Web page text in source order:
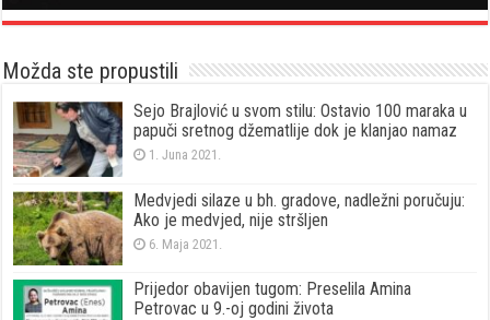
Možda ste propustili
Sejo Brajlović u svom stilu: Ostavio 100 maraka u
papuči sretnog džematlije dok je klanjao namaz
1. Juna 2021.
Medvjedi silaze u bh. gradove, nadležni poručuju:
Ako je medvjed, nije stršljen
6. Maja 2021.
Prijedor obavijen tugom: Preselila Amina
Petrovac u 9.-oj godini života